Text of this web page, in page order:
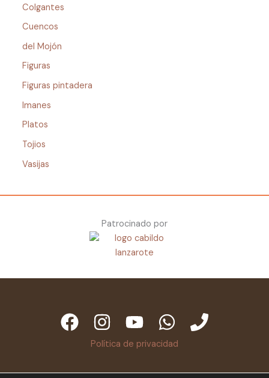
Colgantes
Cuencos
del Mojón
Figuras
Figuras pintadera
Imanes
Platos
Tojios
Vasijas
Patrocinado por
Política de privacidad